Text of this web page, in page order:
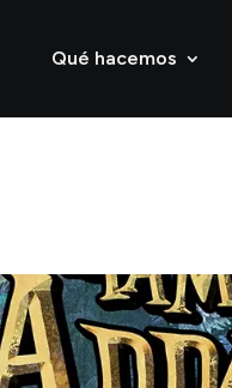
Qué hacemos